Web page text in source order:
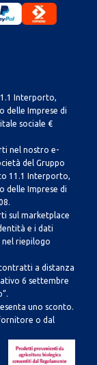
Interporto,
delle Imprese di
sociale €
nel nostro e-
del Gruppo
11.1 Interporto,
delle Imprese di
sul marketplace
e i dati
riepilogo
a distanza
6 settembre
uno sconto.
o dal